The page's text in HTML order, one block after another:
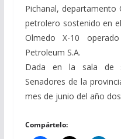
Pichanal,
petrolero sostenido en
Olmedo X-10
Petroleum S.A.
Dada en la sala de
Senadores de la
mes de junio del año
Compártelo: